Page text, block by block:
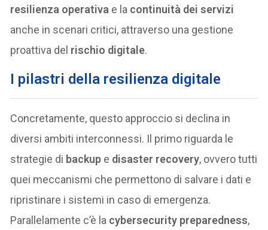
resilienza operativa e la continuità dei servizi
anche in scenari critici, attraverso una gestione
proattiva del rischio digitale.
I pilastri della resilienza digitale
Concretamente, questo approccio si declina in
diversi ambiti interconnessi. Il primo riguarda le
strategie di backup e disaster recovery, ovvero tutti
quei meccanismi che permettono di salvare i dati e
ripristinare i sistemi in caso di emergenza.
Parallelamente c’è la cybersecurity preparedness,